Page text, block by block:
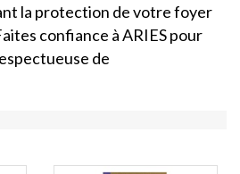
la protection de votre foyer
confiance à ARIES pour
de